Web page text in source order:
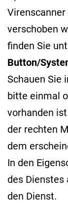
verschoben
finden Sie
Button/
Schauen Sie
bitte einmal
vorhanden
der rechten
dem
In den
des Dienstes
den Dienst.